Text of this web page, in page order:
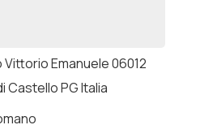
Emanuele 06012
Castello PG Italia